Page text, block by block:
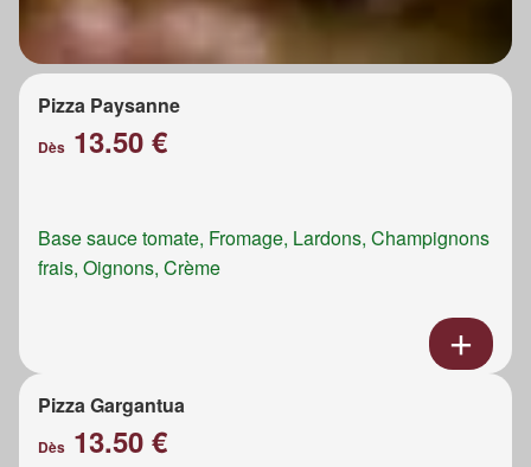
Pizza Paysanne
Dès 13.50 €
Base sauce tomate, Fromage, Lardons, Champignons
frais, Oignons, Crème
Pizza Gargantua
Dès 13.50 €